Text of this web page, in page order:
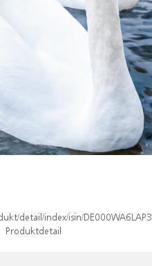
detail/index/isin/DE000WA6LAP3
Produktdetail